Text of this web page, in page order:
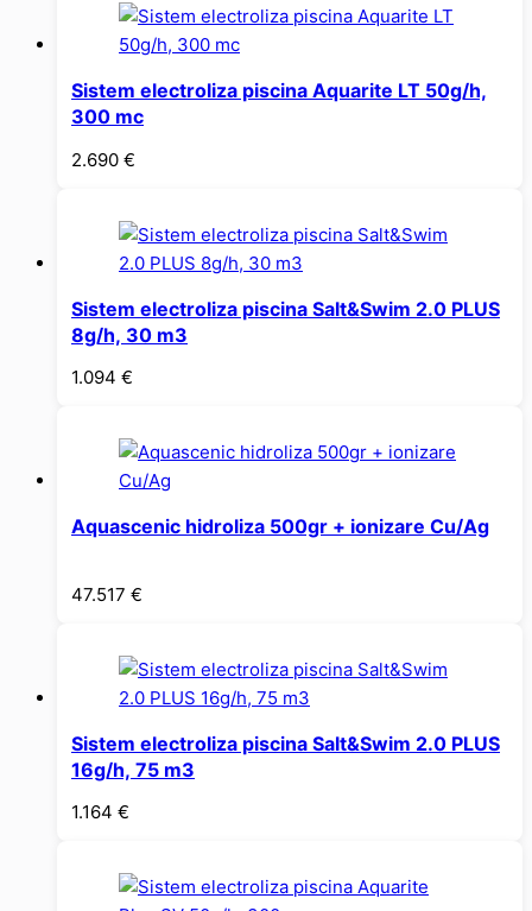
Sistem electroliza piscina Aquarite LT 50g/h,
300 mc
2.690 €
Sistem electroliza piscina Salt&Swim 2.0 PLUS
8g/h, 30 m3
1.094 €
Aquascenic hidroliza 500gr + ionizare Cu/Ag
47.517 €
Sistem electroliza piscina Salt&Swim 2.0 PLUS
16g/h, 75 m3
1.164 €